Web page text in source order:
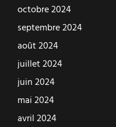
octobre 2024
septembre 2024
août 2024
juillet 2024
juin 2024
mai 2024
avril 2024